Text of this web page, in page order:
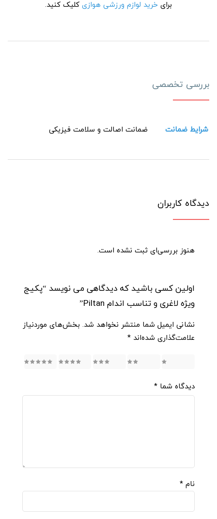
برای خرید لوازم ورزشی هوازی کلیک کنید.
بررسی تخصصی
شرایط ضمانت ضمانت اصالت و سلامت فیزیکی
دیدگاه کاربران
هنوز بررسی‌ای ثبت نشده است.
اولین کسی باشید که دیدگاهی می نویسد “پکیج
ویژه لاغری و تناسب اندام Piltan”
نشانی ایمیل شما منتشر نخواهد شد. بخش‌های موردنیاز
علامت‌گذاری شده‌اند *
5
دیدگاه شما *
نام *